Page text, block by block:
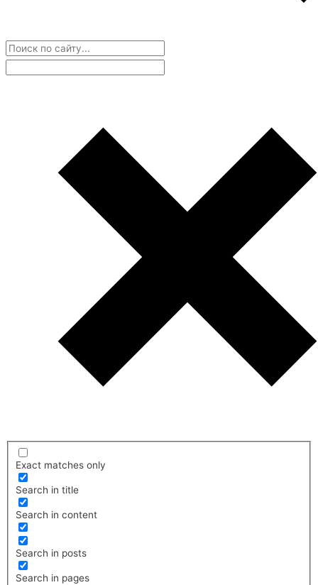
Exact matches only
Search in title
Search in content
Search in posts
Search in pages